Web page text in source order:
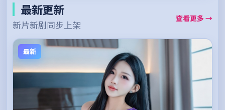
最新更新
新片新剧同步上架
查看更多 →
最新